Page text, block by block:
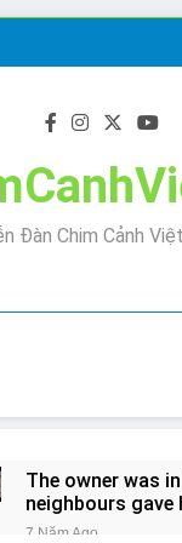
Đàn Chim Cảnh
The owner was
neighbours gave
away!
7 Năm Ago